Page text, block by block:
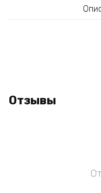
Отзывы